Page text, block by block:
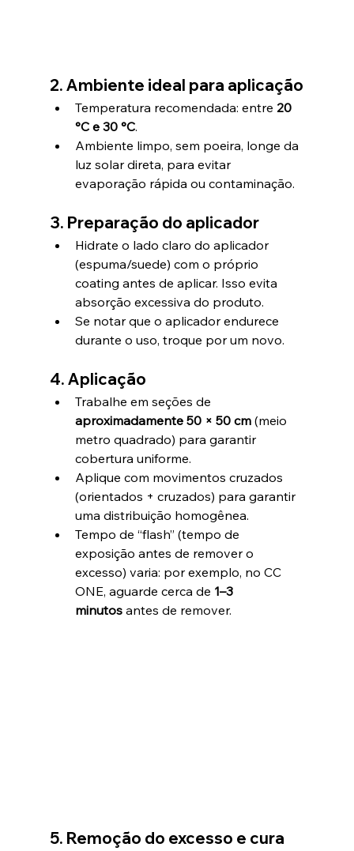
2. Ambiente ideal para aplicação
Temperatura recomendada: entre 20
°C e 30 °C.
Ambiente limpo, sem poeira, longe da
luz solar direta, para evitar
evaporação rápida ou contaminação.
3. Preparação do aplicador
Hidrate o lado claro do aplicador
(espuma/suede) com o próprio
coating antes de aplicar. Isso evita
absorção excessiva do produto.
Se notar que o aplicador endurece
durante o uso, troque por um novo.
4. Aplicação
Trabalhe em seções de
aproximadamente 50 × 50 cm (meio
metro quadrado) para garantir
cobertura uniforme.
Aplique com movimentos cruzados
(orientados + cruzados) para garantir
uma distribuição homogênea.
Tempo de “flash” (tempo de
exposição antes de remover o
excesso) varia: por exemplo, no CC
ONE, aguarde cerca de 1–3
minutos antes de remover.
5. Remoção do excesso e cura